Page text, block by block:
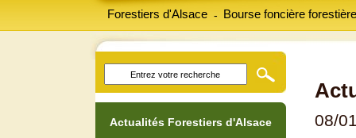
Forestiers d'Alsace Bourse foncière forestière
-
08/
Actualités Forestiers d'Alsace